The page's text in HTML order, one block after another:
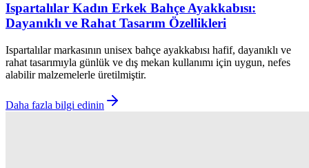
Ispartalılar Kadın Erkek Bahçe Ayakkabısı:
Dayanıklı ve Rahat Tasarım Özellikleri
Ispartalılar markasının unisex bahçe ayakkabısı hafif, dayanıklı ve
rahat tasarımıyla günlük ve dış mekan kullanımı için uygun, nefes
alabilir malzemelerle üretilmiştir.
Daha fazla bilgi edinin